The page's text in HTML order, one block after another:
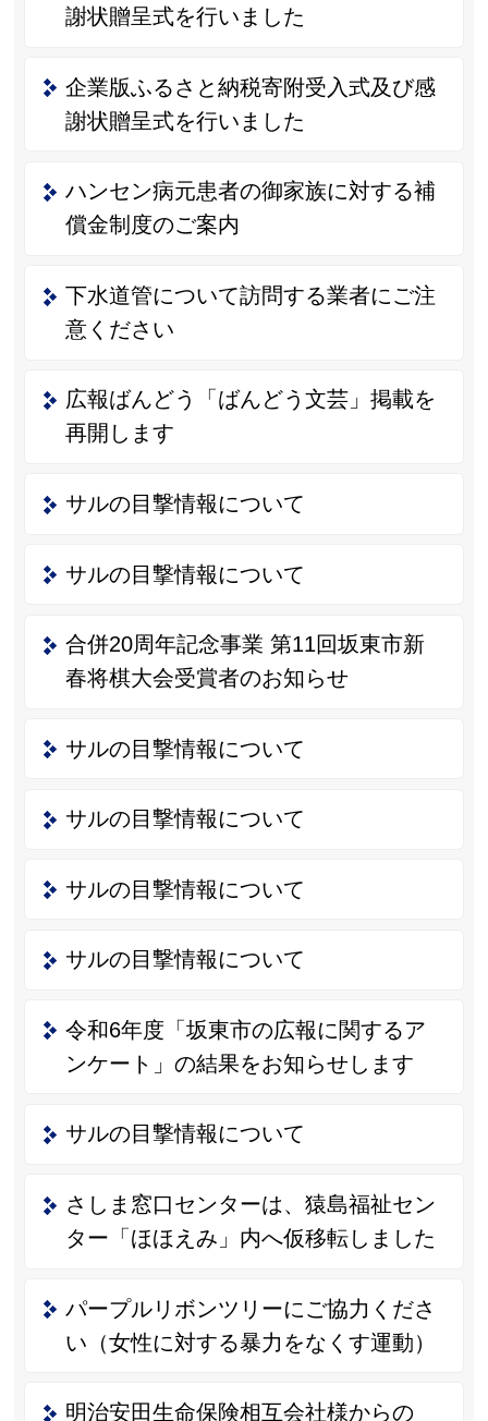
謝状贈呈式を行いました
企業版ふるさと納税寄附受入式及び感
謝状贈呈式を行いました
ハンセン病元患者の御家族に対する補
償金制度のご案内
下水道管について訪問する業者にご注
意ください
広報ばんどう「ばんどう文芸」掲載を
再開します
サルの目撃情報について
サルの目撃情報について
合併20周年記念事業 第11回坂東市新
春将棋大会受賞者のお知らせ
サルの目撃情報について
サルの目撃情報について
サルの目撃情報について
サルの目撃情報について
令和6年度「坂東市の広報に関するア
ンケート」の結果をお知らせします
サルの目撃情報について
さしま窓口センターは、猿島福祉セン
ター「ほほえみ」内へ仮移転しました
パープルリボンツリーにご協力くださ
い（女性に対する暴力をなくす運動）
明治安田生命保険相互会社様からの